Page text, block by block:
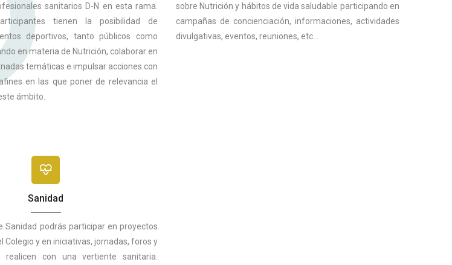
sanitarios D-N en esta rama.
tienen la posibilidad de
deportivos, tanto públicos como
en materia de Nutrición, colaborar en
temáticas e impulsar acciones con
en las que poner de relevancia el
ámbito.
sobre Nutrición y hábitos de vida saludable participando en
campañas de concienciación, informaciones, actividades
divulgativas, eventos, reuniones, etc…
Sanidad
Sanidad podrás participar en proyectos
Colegio y en iniciativas, jornadas, foros y
con una vertiente sanitaria.